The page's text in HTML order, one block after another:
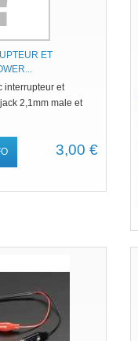
ET
interrupteur et
2,1mm male et
3,00 €